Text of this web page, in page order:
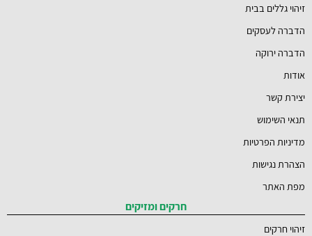
זיהוי גללים בבית
הדברה לעסקים
הדברה ירוקה
אודות
יצירת קשר
תנאי השימוש
מדיניות הפרטיות
הצהרת נגישות
מפת האתר
חרקים ומזיקים
זיהוי חרקים